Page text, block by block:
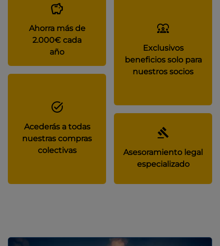
Ahorra más de
2.000€ cada
año
Exclusivos
beneficios solo para
nuestros socios
Acederás a todas
nuestras compras
colectivas
Asesoramiento legal
especializado